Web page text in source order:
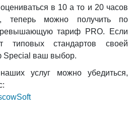
в 10 а то и 20 часов
теперь можно получить по
тариф PRO. Если
стандартов своей
Special ваш выбор.
услуг можно убедиться,